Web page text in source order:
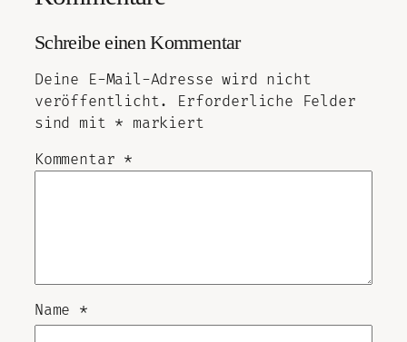
Schreibe einen Kommentar
Deine E-Mail-Adresse wird nicht
veröffentlicht.
Erforderliche Felder
sind mit * markiert
Kommentar *
Name *